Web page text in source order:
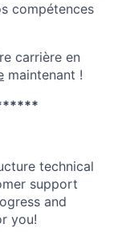
compétences
carrière en
maintenant !
technical
support
and
you!